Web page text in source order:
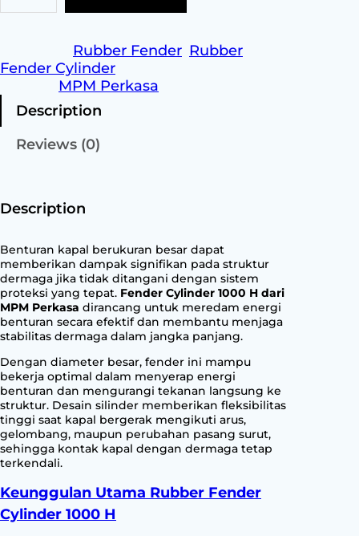
b
r
y
i
n
d
e
r
1
0
0
H
q
u
a
n
t
i
t
Rubber Fender Rubber
Fender Cylinder
MPM Perkasa
Description
Reviews (0)
Description
Benturan kapal berukuran besar dapat
memberikan dampak signifikan pada struktur
dermaga jika tidak ditangani dengan sistem
proteksi yang tepat. Fender Cylinder 1000 H dari
MPM Perkasa dirancang untuk meredam energi
benturan secara efektif dan membantu menjaga
stabilitas dermaga dalam jangka panjang.
Dengan diameter besar, fender ini mampu
bekerja optimal dalam menyerap energi
benturan dan mengurangi tekanan langsung ke
struktur. Desain silinder memberikan fleksibilitas
tinggi saat kapal bergerak mengikuti arus,
gelombang, maupun perubahan pasang surut,
sehingga kontak kapal dengan dermaga tetap
terkendali.
Keunggulan Utama Rubber Fender
Cylinder 1000 H